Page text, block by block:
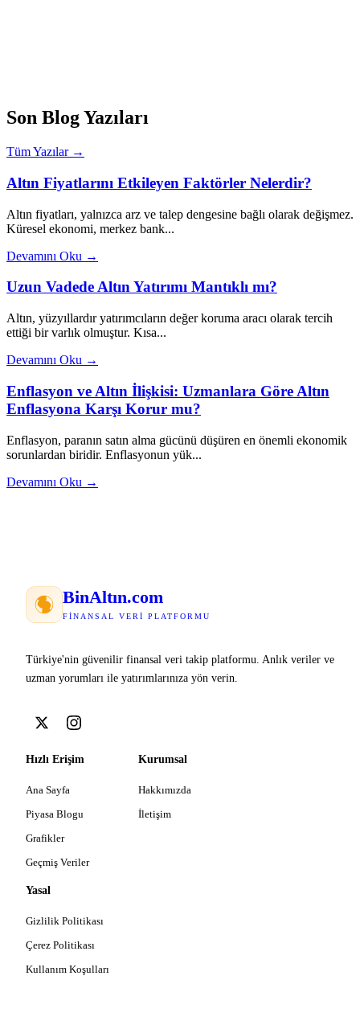
Son Blog Yazıları
Tüm Yazılar →
Altın Fiyatlarını Etkileyen Faktörler Nelerdir?
Altın fiyatları, yalnızca arz ve talep dengesine bağlı olarak değişmez.
Küresel ekonomi, merkez bank...
Devamını Oku →
Uzun Vadede Altın Yatırımı Mantıklı mı?
Altın, yüzyıllardır yatırımcıların değer koruma aracı olarak tercih
ettiği bir varlık olmuştur. Kısa...
Devamını Oku →
Enflasyon ve Altın İlişkisi: Uzmanlara Göre Altın
Enflasyona Karşı Korur mu?
Enflasyon, paranın satın alma gücünü düşüren en önemli ekonomik
sorunlardan biridir. Enflasyonun yük...
Devamını Oku →
BinAltın.com
FINANSAL VERI PLATFORMU
Türkiye'nin güvenilir finansal veri takip platformu. Anlık veriler ve
uzman yorumları ile yatırımlarınıza yön verin.
Hızlı Erişim
Ana Sayfa
Piyasa Blogu
Grafikler
Geçmiş Veriler
Kurumsal
Hakkımızda
İletişim
Yasal
Gizlilik Politikası
Çerez Politikası
Kullanım Koşulları